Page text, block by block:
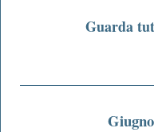
Guarda